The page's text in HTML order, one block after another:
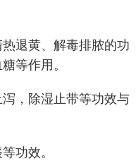
退黄、解毒排脓的功
等作用。
，除湿止带等功效与
功效。